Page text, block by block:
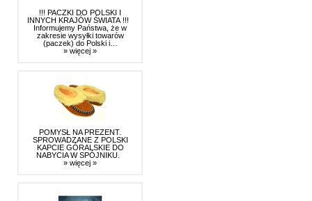
!!! PACZKI DO POLSKI I
INNYCH KRAJÓW ŚWIATA !!!
Informujemy Państwa, że w
zakresie wysyłki towarów
(paczek) do Polski i…
» więcej »
POMYSŁ NA PREZENT.
SPROWADZANE Z POLSKI
KAPCIE GÓRALSKIE DO
NABYCIA W SPÓJNIKU.
» więcej »